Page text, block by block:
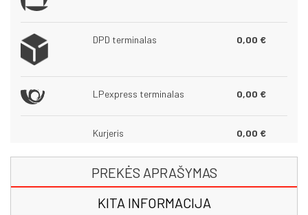
DPD terminalas 0,00 €
LPexpress terminalas 0,00 €
Kurjeris 0,00 €
PREKĖS APRAŠYMAS
KITA INFORMACIJA